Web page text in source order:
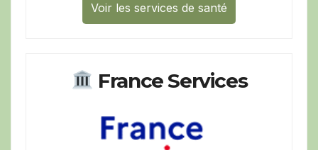
Voir les services de santé
France Services